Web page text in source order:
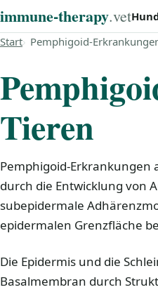
immune‑therapy.vet
Start Pemphigoid-
Tieren
Pemphigoid-Erkrankungen
durch die Entwicklung von
subepidermale
epidermalen Grenzfläche
Die Epidermis und die
Basalmembran durch